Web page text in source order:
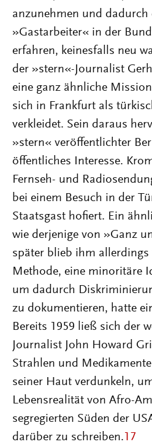
anzunehmen und dadurch
»Gastarbeiter« in der
erfahren, keinesfalls neu
der »stern«-Journalist
eine ganz ähnliche
sich in Frankfurt als
verkleidet. Sein daraus
»stern« veröffentlichter
öffentliches Interesse.
Fernseh- und
bei einem Besuch in der
Staatsgast hofiert. Ein
wie derjenige von »Ganz
später blieb ihm allerdings
Methode, eine minoritäre
um dadurch
zu dokumentieren, hatte
Bereits 1959 ließ sich der
Journalist John Howard
Strahlen und
seiner Haut verdunkeln,
Lebensrealität von Afro-
segregierten Süden der
darüber zu schreiben.17